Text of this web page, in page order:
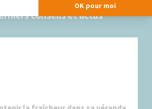
conseils et actus
OK pour moi